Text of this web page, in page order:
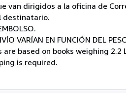
van dirigidos a la oficina de
destinatario.
VARÍAN EN FUNCIÓN DEL
based on books weighing 2.2
is required.